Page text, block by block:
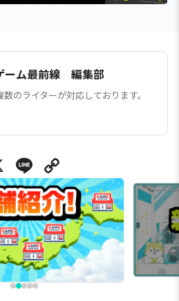
ーム最前線 編集部
のライターが対応しております。
X Line